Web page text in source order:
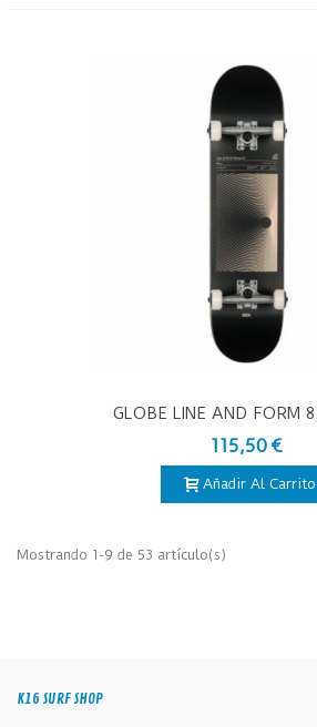
GLOBE LINE AND FORM
115,50 €
Añadir Al Carrito
Mostrando 1-9 de 53 artículo(s)
K16 SURF SHOP